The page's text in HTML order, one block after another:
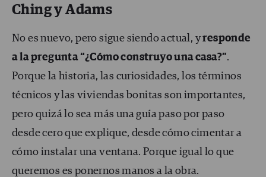
Ching y Adams
No es nuevo, pero sigue siendo actual, yresponde
a la pregunta “¿Cómo construyo una casa?”.
Porque la historia, las curiosidades, los términos
técnicos y las viviendas bonitas son importantes,
pero quizá lo sea más una guía paso por paso
desde cero que explique, desde cómo cimentar a
cómo instalar una ventana. Porque igual lo que
queremos es ponernos manos a la obra.